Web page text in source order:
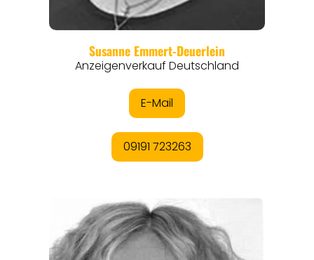
REGIONEN
ORTE
EVENTS
REISEFÜHRER
THEMEN